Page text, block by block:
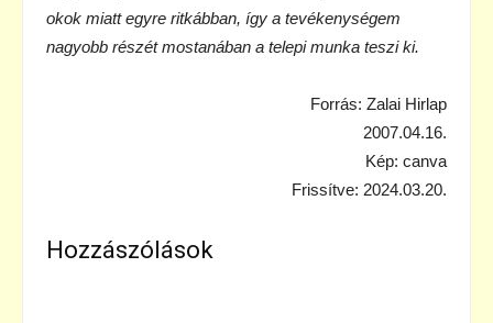
okok miatt egyre ritkábban, így a tevékenységem
nagyobb részét mostanában a telepi munka teszi ki.
Forrás: Zalai Hirlap
2007.04.16.
Kép: canva
Frissítve: 2024.03.20.
Hozzászólások